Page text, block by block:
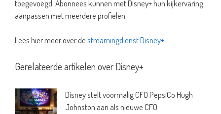
toegevoegd. Abonnees kunnen met Disney+ hun kijkervaring
aanpassen met meerdere profielen.
Lees hier meer over destreamingdienst Disney+
Gerelateerde artikelen over Disney+
Disney stelt voormalig CFO PepsiCo Hugh
Johnston aan als nieuwe CFO